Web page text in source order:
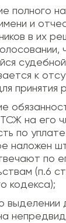
полного
и
в их
к
принятия
на его
по
наложен
по
(п.6
кодекса);
выделении